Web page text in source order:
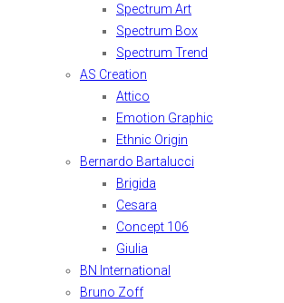
Spectrum Art
Spectrum Box
Spectrum Trend
AS Creation
Attico
Emotion Graphic
Ethnic Origin
Bernardo Bartalucci
Brigida
Cesara
Concept 106
Giulia
BN International
Bruno Zoff